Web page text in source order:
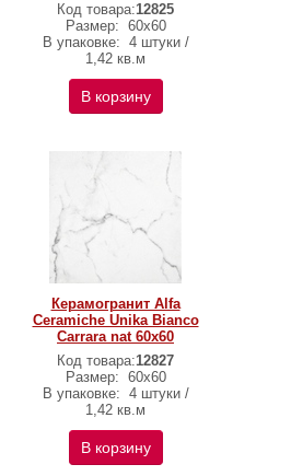
Код товара:12825
Размер: 60х60
В упаковке: 4 штуки /
1,42 кв.м
В корзину
Керамогранит Alfa
Ceramiche Unika Bianco
Carrara nat 60х60
Код товара:12827
Размер: 60х60
В упаковке: 4 штуки /
1,42 кв.м
В корзину